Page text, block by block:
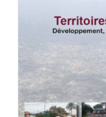
Achat en ligne
Panier WooCommerce